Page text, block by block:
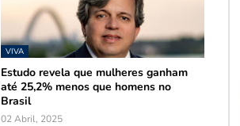
VIVA
Estudo revela que mulheres ganham
até 25,2% menos que homens no
Brasil
02 Abril, 2025